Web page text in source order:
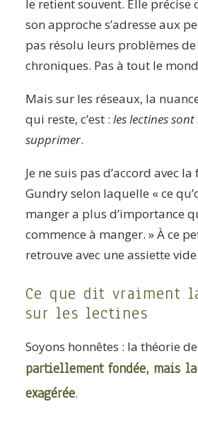
le retient souvent. Elle
son approche s’adresse aux
pas résolu leurs problèmes de
chroniques. Pas à tout le
Mais sur les réseaux, la
qui reste, c’est : les lectines
supprimer.
Je ne suis pas d’accord avec
Gundry selon laquelle « ce
manger a plus d’importance
commence à manger. » À ce
retrouve avec une assiette vide.
Ce que dit vraiment
sur les lectines
Soyons honnêtes : la théorie
partiellement fondée, mais
exagérée.